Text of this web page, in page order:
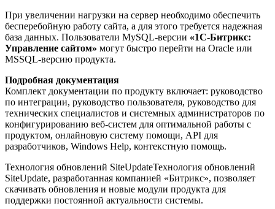
При увеличении нагрузки на сервер необходимо обеспечить
бесперебойную работу сайта, а для этого требуется надежная
база данных. Пользователи MySQL-версии «1С-Битрикс:
Управление сайтом» могут быстро перейти на Oracle или
MSSQL-версию продукта.
Подробная документация
Комплект документации по продукту включает: руководство
по интеграции, руководство пользователя, руководство для
технических специалистов и системных администраторов по
конфигурированию веб-систем для оптимальной работы с
продуктом, онлайновую систему помощи, API для
разработчиков, Windows Help, контекстную помощь.
Технология обновлений SiteUpdateТехнология обновлений
SiteUpdate, разработанная компанией «Битрикс», позволяет
скачивать обновления и новые модули продукта для
поддержки постоянной актуальности системы.